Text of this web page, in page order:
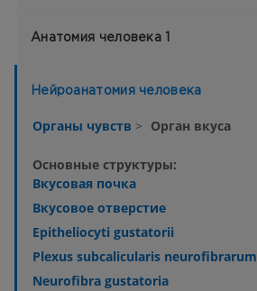
Анатомия человека 1
Нейроанатомия человека
Органы чувств > Орган вкуса
Основные структуры:
Вкусовая почка
Вкусовое отверстие
Epitheliocyti gustatorii
Plexus subcalicularis neurofibrarum
Neurofibra gustatoria